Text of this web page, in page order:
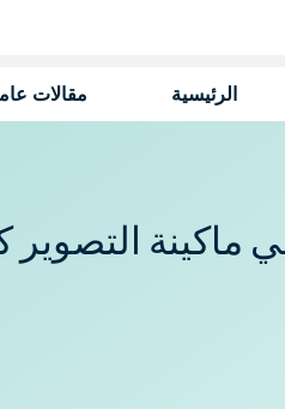
الرئيسية مقالات
ماكينة التصوير